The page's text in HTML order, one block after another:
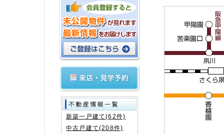
新築一戸建て(62件)
中古戸建て(208件)